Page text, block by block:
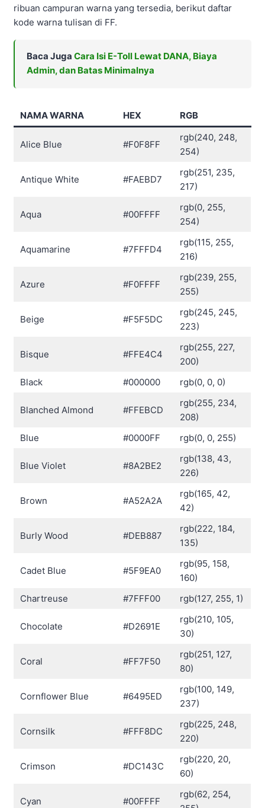
ribuan campuran warna yang tersedia, berikut daftar
kode warna tulisan di FF.
Baca Juga Cara Isi E-Toll Lewat DANA, Biaya
Admin, dan Batas Minimalnya
NAMA WARNA HEX RGB
Alice Blue #F0F8FF
rgb(240, 248,
254)
Antique White #FAEBD7
rgb(251, 235,
217)
Aqua #00FFFF
rgb(0, 255,
254)
Aquamarine #7FFFD4
rgb(115, 255,
216)
Azure #F0FFFF
rgb(239, 255,
255)
Beige #F5F5DC
rgb(245, 245,
223)
Bisque #FFE4C4
rgb(255, 227,
200)
Black
#000000 rgb(0, 0, 0)
Blanched Almond #FFEBCD
rgb(255, 234,
208)
Blue
#0000FF rgb(0, 0, 255)
Blue Violet #8A2BE2
rgb(138, 43,
226)
Brown #A52A2A
rgb(165, 42,
42)
Burly Wood #DEB887
rgb(222, 184,
135)
Cadet Blue #5F9EA0
rgb(95, 158,
160)
Chartreuse
#7FFF00 rgb(127, 255, 1)
Chocolate #D2691E
rgb(210, 105,
30)
Coral #FF7F50
rgb(251, 127,
80)
Cornflower Blue #6495ED
rgb(100, 149,
237)
Cornsilk #FFF8DC
rgb(225, 248,
220)
Crimson #DC143C
rgb(220, 20,
60)
Cyan #00FFFF
rgb(62, 254,